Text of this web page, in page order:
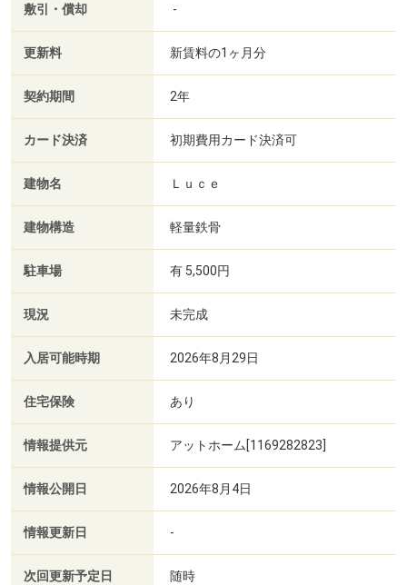
敷引・償却 -
更新料 新賃料の1ヶ月分
契約期間 2年
カード決済 初期費用カード決済可
建物名 Ｌｕｃｅ
建物構造 軽量鉄骨
駐車場 有 5,500円
現況 未完成
入居可能時期 2026年8月29日
住宅保険 あり
情報提供元 アットホーム[1169282823]
情報公開日 2026年8月4日
情報更新日 -
次回更新予定日 随時